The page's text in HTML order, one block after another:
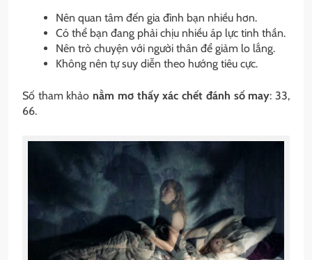
Nên quan tâm đến gia đình bạn nhiều hơn.
Có thể bạn đang phải chịu nhiều áp lực tinh thần.
Nên trò chuyện với người thân để giảm lo lắng.
Không nên tự suy diễn theo hướng tiêu cực.
Số tham khảo nằm mơ thấy xác chết đánh số may: 33,
66.